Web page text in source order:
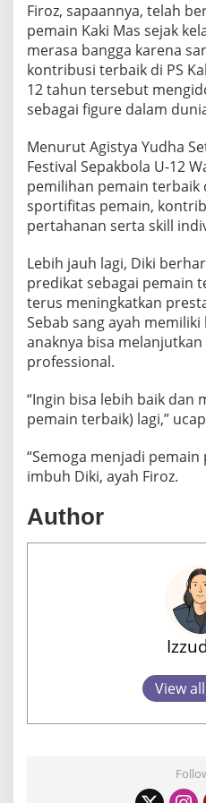
L
A
U
-
1
2
W
L
I
K
O
T
A
U
P
2
0
2
Firoz, sapaannya, telah
pemain Kaki Mas sejak
merasa bangga karena
kontribusi terbaik di PS
12 tahun tersebut
sebagai figure dalam
Menurut Agistya Yudha
Festival Sepakbola U-12
pemilihan pemain
sportifitas pemain,
pertahanan serta skill
Lebih jauh lagi, Diki
predikat sebagai pemain
terus meningkatkan
Sebab sang ayah
anaknya bisa melanjutkan
professional.
“Ingin bisa lebih baik dan
pemain terbaik) lagi,”
“Semoga menjadi pemain
imbuh Diki, ayah Firoz.
Author
View